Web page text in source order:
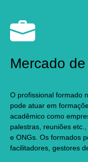
Mercado de
O profissional formado
pode atuar em
acadêmico como
palestras, reuniões
e ONGs. Os formados
facilitadores, gestores